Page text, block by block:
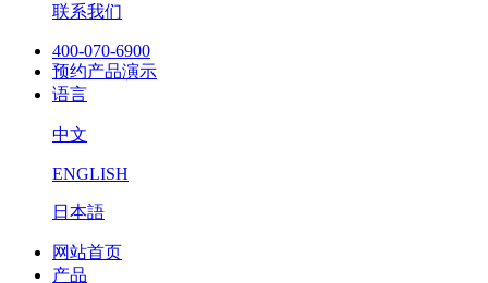
联系我们
400-070-6900
预约产品演示
语言
中文
ENGLISH
日本語
网站首页
产品